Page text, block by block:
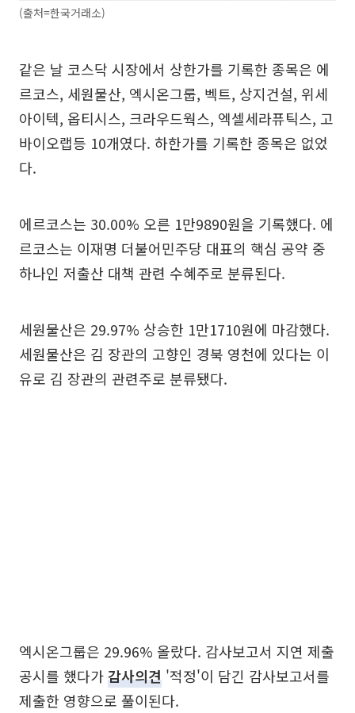
(출처=한국거래소)
같은 날 코스닥 시장에서 상한가를 기록한 종목은 에
르코스, 세원물산, 엑시온그룹, 벡트, 상지건설, 위세
아이텍, 옵티시스, 크라우드웍스, 엑셀세라퓨틱스, 고
바이오랩등 10개였다. 하한가를 기록한 종목은 없었
다.
에르코스는 30.00% 오른 1만9890원을 기록했다. 에
르코스는 이재명 더불어민주당 대표의 핵심 공약 중
하나인 저출산 대책 관련 수혜주로 분류된다.
세원물산은 29.97% 상승한 1만1710원에 마감했다.
세원물산은 김 장관의 고향인 경북 영천에 있다는 이
유로 김 장관의 관련주로 분류됐다.
엑시온그룹은 29.96% 올랐다. 감사보고서 지연 제출
공시를 했다가감사의견 '적정'이 담긴 감사보고서를
제출한 영향으로 풀이된다.